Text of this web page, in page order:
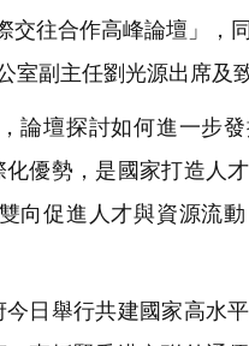
往合作高峰論壇」，
副主任劉光源出席及致
論壇探討如何進一步
優勢，是國家打造人
向促進人才與資源流
日舉行共建國家高水平